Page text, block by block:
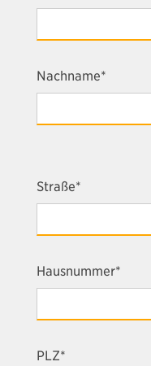
Nachname*
Straße*
Hausnummer*
PLZ*